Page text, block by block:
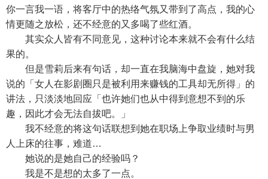
你一言我一语，将客厅中的热络气氛又带到了高点，我的心
情更随之放松，还不经意的又多喝了些红酒。
其实众人皆有不同意见，这种讨论本来就不会有什么结
果的。
但是雪莉后来有句话，却一直在我脑海中盘旋，她对我
说的「女人在影剧圈只是被利用来赚钱的工具却无所得」的
讲法，只淡淡地回应「也许她们也从中得到意想不到的乐
趣，因此才会无法自拔吧。」
我不经意的将这句话联想到她在职场上争取业绩时与男
人上床的往事，难道…
她说的是她自己的经验吗？
我是不是想的太多了一点。